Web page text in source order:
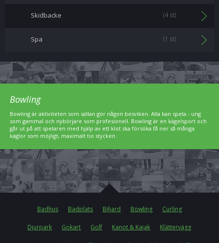
Skidbacke (4 st)
Spa (1 st)
Bowling
Bowling är aktiviteten som sällan gör någon besviken. Alla kan spela - ung
som gammal och nybörjare som profesionell. Bowling är en kägelsport och
går ut på att spelaren med hjälp av ett klot ska försöka få ner så många
käglor som möjligt, maximalt tio stycken.
Badhus Badplats Biljard Bowling Curling
Djurpark Gokart Golf Kanot & Kajak Klättervägg